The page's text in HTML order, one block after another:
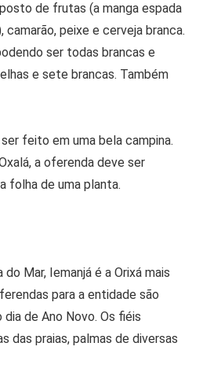
de frutas (a manga espada
peixe e cerveja branca.
ser todas brancas e
e sete brancas. Também
feito em uma bela campina.
a oferenda deve ser
folha de uma planta.
Mar, Iemanjá é a Orixá mais
para a entidade são
de Ano Novo. Os fiéis
das praias, palmas de diversas